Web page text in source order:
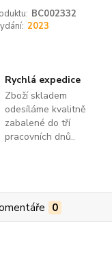
BC002332
2023
Rychlá expedice
Zboží skladem
odesíláme kvalitně
zabalené do tří
pracovních dnů..
0